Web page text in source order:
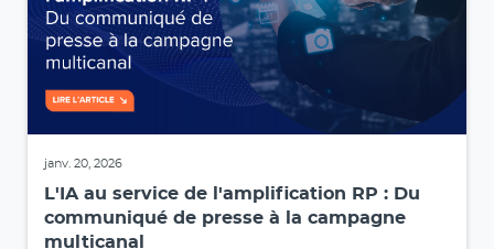
janv. 20, 2026
L'IA au service de l'amplification RP : Du
communiqué de presse à la campagne
multicanal